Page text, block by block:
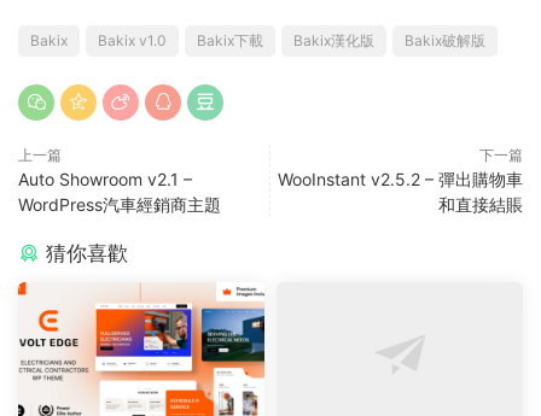
Bakix Bakix v1.0 Bakix下載 Bakix漢化版 Bakix破解版
上一篇
Auto Showroom v2.1 –
WordPress汽車經銷商主題
下一篇
WooInstant v2.5.2 – 彈出購物車
和直接結賬
猜你喜歡